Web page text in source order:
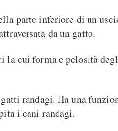
parte inferiore di un
da un gatto.
la cui forma e pelosità
randagi. Ha una
i cani randagi.